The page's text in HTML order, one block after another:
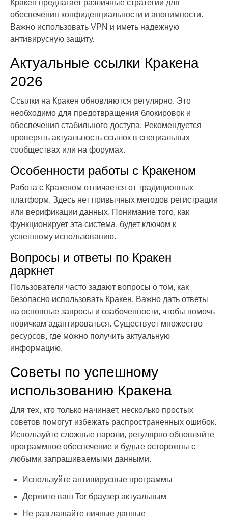
Кракен предлагает различные стратегии для
обеспечения конфиденциальности и анонимности.
Важно использовать VPN и иметь надежную
антивирусную защиту.
Актуальные ссылки Кракена
2026
Ссылки на Кракен обновляются регулярно. Это
необходимо для предотвращения блокировок и
обеспечения стабильного доступа. Рекомендуется
проверять актуальность ссылок в специальных
сообществах или на форумах.
Особенности работы с Кракеном
Работа с Кракеном отличается от традиционных
платформ. Здесь нет привычных методов регистрации
или верификации данных. Понимание того, как
функционирует эта система, будет ключом к
успешному использованию.
Вопросы и ответы по Кракен
даркнет
Пользователи часто задают вопросы о том, как
безопасно использовать Кракен. Важно дать ответы
на основные запросы и озабоченности, чтобы помочь
новичкам адаптироваться. Существует множество
ресурсов, где можно получить актуальную
информацию.
Советы по успешному
использованию Кракена
Для тех, кто только начинает, несколько простых
советов помогут избежать распространенных ошибок.
Используйте сложные пароли, регулярно обновляйте
программное обеспечение и будьте осторожны с
любыми запрашиваемыми данными.
Используйте антивирусные программы
Держите ваш Tor браузер актуальным
Не разглашайте личные данные